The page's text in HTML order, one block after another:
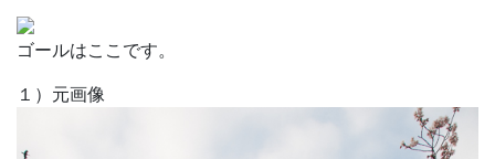
ゴールはここです。
１）元画像